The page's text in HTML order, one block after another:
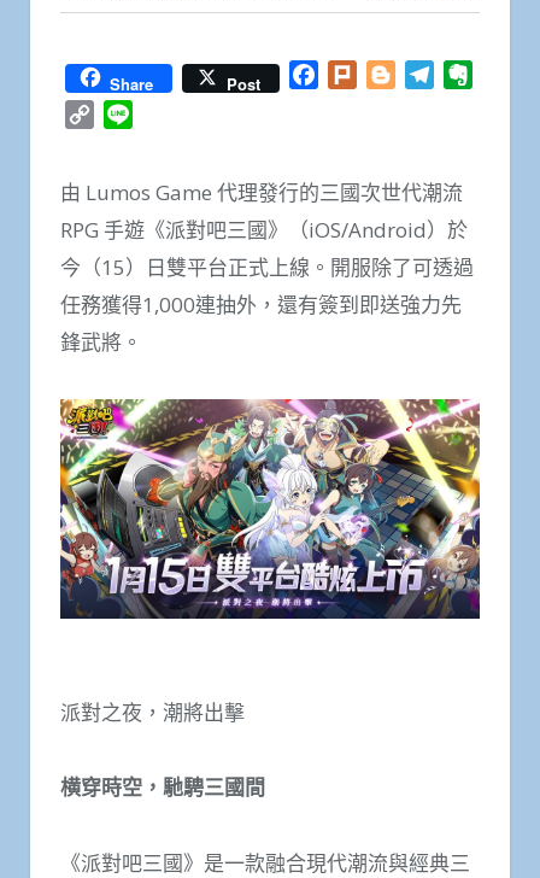
Share Post Facebook
Plurk BloggerTelegram
Copy
由 Lumos Game 代理發行的三國次世代潮流
RPG 手遊《派對吧三國》（iOS/Android）於
今（15）日雙平台正式上線。開服除了可透過
任務獲得1,000連抽外，還有簽到即送強力先
鋒武將。
派對之夜，潮將出擊
横穿時空，馳騁三國間
《派對吧三國》是一款融合現代潮流與經典三